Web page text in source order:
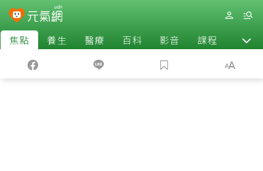
焦點 養生 醫療 百科 影音 課程 退休